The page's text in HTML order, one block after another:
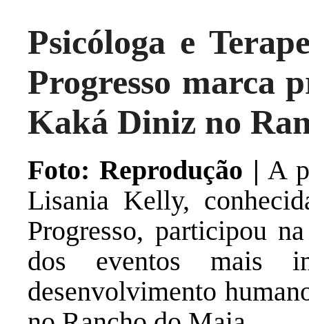
Psicóloga e
Progresso marca
Kaká Diniz no
Foto: Reprodução | A
Lisania Kelly,
Progresso, participou
dos eventos mais
desenvolvimento